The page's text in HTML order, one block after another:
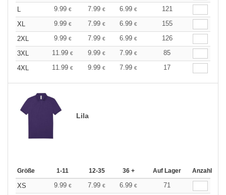
9.99 € 7.99 € 6.99 €
121
XL
9.99 € 7.99 € 6.99 €
155
2XL
9.99 € 7.99 € 6.99 €
126
3XL
11.99 € 9.99 € 7.99 €
85
4XL
11.99 € 9.99 € 7.99 € 17
Lila
Größe 1-11 12-35 36 + Auf Lager Anzahl
XS 9.99 € 7.99 € 6.99 €
71